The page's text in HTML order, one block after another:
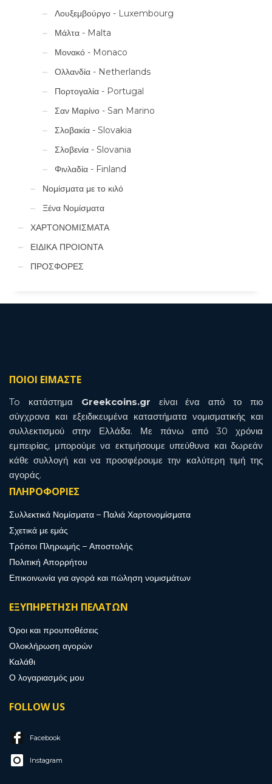
Λουξεμβούργο - Luxembourg
Μάλτα - Malta
Μονακό - Monaco
Ολλανδία - Netherlands
Πορτογαλία - Portugal
Σαν Μαρίνο - San Marino
Σλοβακία - Slovakia
Σλοβενία - Slovania
Φινλαδία - Finland
Νομίσματα με το κιλό
Ξένα Νομίσματα
ΧΑΡΤΟΝΟΜΙΣΜΑΤΑ
ΕΙΔΙΚΑ ΠΡΟΙΟΝΤΑ
ΠΡΟΣΦΟΡΕΣ
ΠΟΙΟΙ ΕΙΜΑΣΤΕ
To κατάστημα Greekcoins.gr είναι ένα από το πιο
σύγχρονα και εξειδικευμένα καταστήματα νομισματικής και
συλλεκτισμού στην Ελλάδα. Με πάνω από 30 χρόνια
εμπειρίας, μπορούμε να εκτιμήσουμε υπεύθυνα και δωρεάν
κάθε συλλογή και να προσφέρουμε την καλύτερη τιμή της
αγοράς.
ΠΛΗΡΟΦΟΡΙΕΣ
Συλλεκτικά Νομίσματα – Παλιά Χαρτονομίσματα
Σχετικά με εμάς
Τρόποι Πληρωμής – Αποστολής
Πολιτική Απορρήτου
Επικοινωνία για αγορά και πώληση νομισμάτων
ΕΞΥΠΗΡΕΤΗΣΗ ΠΕΛΑΤΩΝ
Όροι και προυποθέσεις
Ολοκλήρωση αγορών
Καλάθι
Ο λογαριασμός μου
FOLLOW US
Facebook
Instagram